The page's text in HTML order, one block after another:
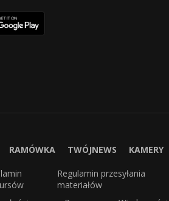
RAMÓWKA TWÓJNEWS KAMERY
Regulamin przesyłania
materiałów